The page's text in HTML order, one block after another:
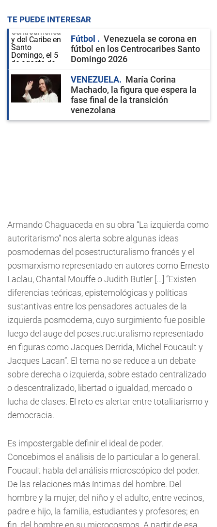
TE PUEDE INTERESAR
Fútbol
Venezuela se corona en
fútbol en los Centrocaribes Santo
Domingo 2026
VENEZUELA
María Corina
Machado, la figura que espera la
fase final de la transición
venezolana
Armando Chaguaceda en su obra “La izquierda como
autoritarismo” nos alerta sobre algunas ideas
posmodernas del posestructuralismo francés y el
posmarxismo representado en autores como Ernesto
Laclau, Chantal Mouffe o Judith Butler […] “Existen
diferencias teóricas, epistemológicas y políticas
sustantivas entre los pensadores actuales de la
izquierda posmoderna, cuyo surgimiento fue posible
luego del auge del posestructuralismo representado
en figuras como Jacques Derrida, Michel Foucault y
Jacques Lacan”. El tema no se reduce a un debate
sobre derecha o izquierda, sobre estado centralizado
o descentralizado, libertad o igualdad, mercado o
lucha de clases. El reto es alertar entre totalitarismo y
democracia.
Es impostergable definir el ideal de poder.
Concebimos el análisis de lo particular a lo general.
Foucault habla del análisis microscópico del poder.
De las relaciones más íntimas del hombre. Del
hombre y la mujer, del niño y el adulto, entre vecinos,
padre e hijo, la familia, estudiantes y profesores; en
fin, del hombre en su microcosmos. A partir de esa